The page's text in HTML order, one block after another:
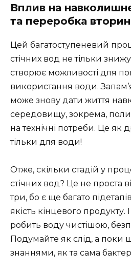
Вплив на
та переробка
Цей багатоступеневий
стічних вод не тільки
створює можливості для
використання води.
може знову дати життя
середовищу, зокрема,
на технічні потреби. Це як
тільки для води!
Отже, скільки стадій у
стічних вод? Це не проста
три, бо є ще багато
якість кінцевого продукту.
робить воду чистішою,
Подумайте як слід, а поки
знаннями, як та сама